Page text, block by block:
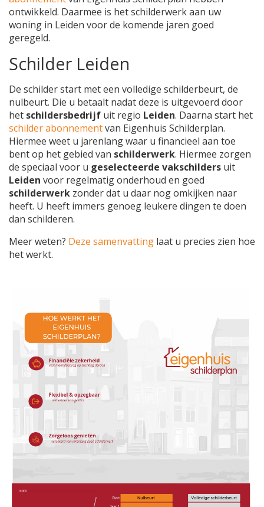
ontwikkeld. Daarmee is het schilderwerk aan uw
woning in Leiden voor de komende jaren goed
geregeld.
Schilder Leiden
De schilder start met een volledige schilderbeurt, de
nulbeurt. Die u betaalt nadat deze is uitgevoerd door
het schildersbedrijf uit regio Leiden. Daarna start het
schilder abonnementvan Eigenhuis Schilderplan.
Hiermee weet u jarenlang waar u financieel aan toe
bent op het gebied van schilderwerk. Hiermee zorgen
de speciaal voor u geselecteerde vakschilders uit
Leiden voor regelmatig onderhoud en goed
schilderwerk zonder dat u daar nog omkijken naar
heeft. U heeft immers genoeg leukere dingen te doen
dan schilderen.
Meer weten? Deze samenvatting laat u precies zien hoe
het werkt.